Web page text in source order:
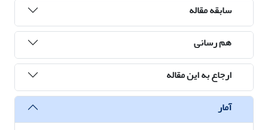
سابقه مقاله
هم رسانی
ارجاع به این مقاله
آمار